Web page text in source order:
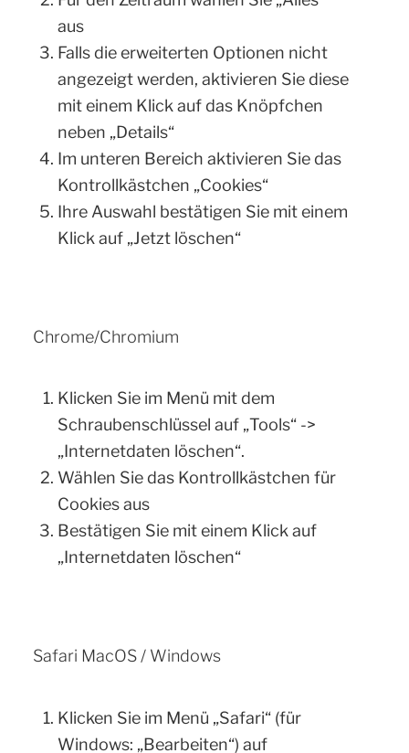
aus
Falls die erweiterten Optionen nicht
angezeigt werden, aktivieren Sie diese
mit einem Klick auf das Knöpfchen
neben „Details“
Im unteren Bereich aktivieren Sie das
Kontrollkästchen „Cookies“
Ihre Auswahl bestätigen Sie mit einem
Klick auf „Jetzt löschen“
Chrome/Chromium
Klicken Sie im Menü mit dem
Schraubenschlüssel auf „Tools“ ->
„Internetdaten löschen“.
Wählen Sie das Kontrollkästchen für
Cookies aus
Bestätigen Sie mit einem Klick auf
„Internetdaten löschen“
Safari MacOS / Windows
Klicken Sie im Menü „Safari“ (für
Windows: „Bearbeiten“) auf